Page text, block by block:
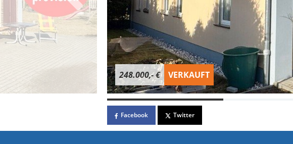
248.000,- € VERKAUFT
Facebook Twitter